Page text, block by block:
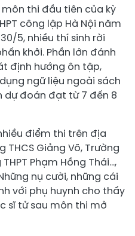
thi đầu tiên của kỳ
công lập Hà Nội năm
5, nhiều thí sinh rời
khởi. Phần lớn đánh
định hướng ôn tập,
ngữ liệu ngoài sách
dự đoán đạt từ 7 đến 8
điểm thi trên địa
Giảng Võ, Trường
Phạm Hồng Thái...,
nụ cười, những cái
với phụ huynh cho thấy
sĩ tử sau môn thi mở